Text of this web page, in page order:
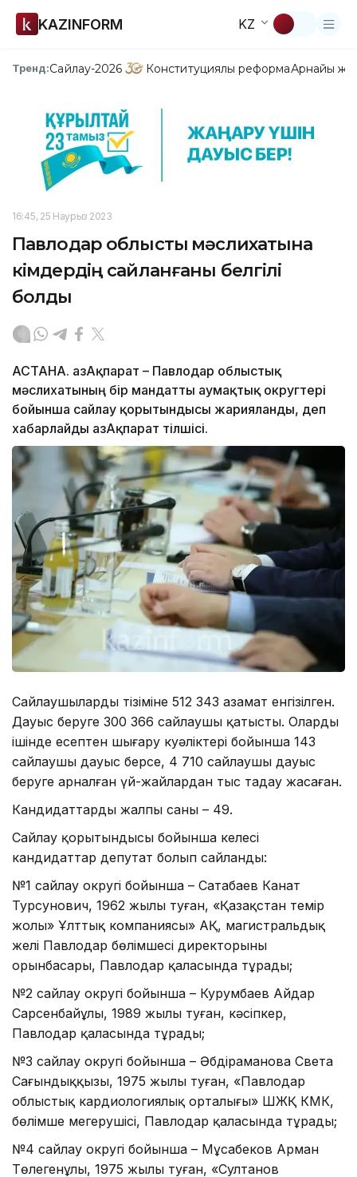
KAZINFORM KZ
Тренд:Сайлау-2026 Конституциялық реформаАрнайы
16:45, 25 Наурыз 2023
Павлодар облыстық мәслихатына
кімдердің сайланғаны белгілі
болды
АСТАНА. ҚазАқпарат – Павлодар облыстық
мәслихатының бір мандатты аумақтық округтері
бойынша сайлау қорытындысы жарияланды, деп
хабарлайды ҚазАқпарат тілшісі.
Сайлаушылардың тізіміне 512 343 азамат енгізілген.
Дауыс беруге 300 366 сайлаушы қатысты. Олардың
ішінде есептен шығару куәліктері бойынша 143
сайлаушы дауыс берсе, 4 710 сайлаушы дауыс
беруге арналған үй-жайлардан тыс таңдау жасаған.
Кандидаттардың жалпы саны – 49.
Сайлау қорытындысы бойынша келесі
кандидаттар депутат болып сайланды:
№1 сайлау округі бойынша – Сатабаев Канат
Турсунович, 1962 жылы туған, «Қазақстан темір
жолы» Ұлттық компаниясы» АҚ, магистральдық
желі Павлодар бөлімшесі директорының
орынбасары, Павлодар қаласында тұрады;
№2 сайлау округі бойынша – Курумбаев Айдар
Сарсенбайұлы, 1989 жылы туған, кәсіпкер,
Павлодар қаласында тұрады;
№3 сайлау округі бойынша – Әбдіраманова Света
Сағындыққызы, 1975 жылы туған, «Павлодар
облыстық кардиологиялық орталығы» ШЖҚ КМК,
бөлімше меңгерушісі, Павлодар қаласында тұрады;
№4 сайлау округі бойынша – Мұсабеков Арман
Төлегенұлы, 1975 жылы туған, «Султанов